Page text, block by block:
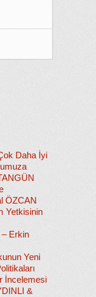
Daha İyi
ÖZCAN
Yetkisinin
Erkin
Yeni
İncelemesi
&